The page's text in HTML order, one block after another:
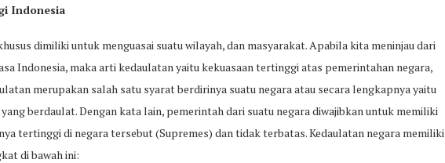
Indonesia
dimiliki untuk menguasai suatu wilayah, dan masyarakat. Apabila kita meninjau dari
Indonesia, maka arti kedaulatan yaitu kekuasaan tertinggi atas pemerintahan negara,
merupakan salah satu syarat berdirinya suatu negara atau secara lengkapnya yaitu
berdaulat. Dengan kata lain, pemerintah dari suatu negara diwajibkan untuk memiliki
tertinggi di negara tersebut (Supremes) dan tidak terbatas. Kedaulatan negara memiliki
di bawah ini: